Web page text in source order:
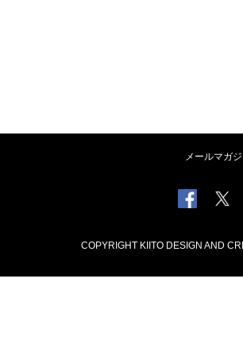
メールマガ
COPYRIGHT KIITO DESIGN AND